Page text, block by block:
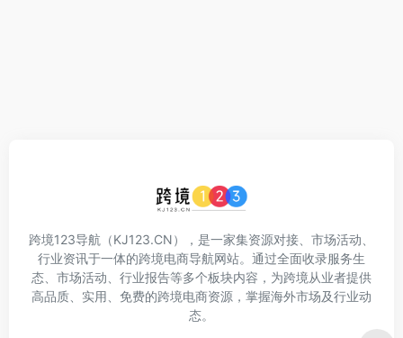
跨境123导航（KJ123.CN），是一家集资源对接、市场活动、
行业资讯于一体的跨境电商导航网站。通过全面收录服务生
态、市场活动、行业报告等多个板块内容，为跨境从业者提供
高品质、实用、免费的跨境电商资源，掌握海外市场及行业动
态。